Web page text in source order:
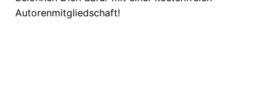
Autorenmitgliedschaft!